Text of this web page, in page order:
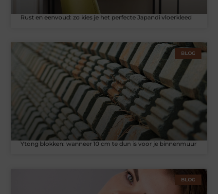
Rust en eenvoud: zo kies je het perfecte Japandi vloerkleed
BLOG
Ytong blokken: wanneer 10 cm te dun is voor je binnenmuur
BLOG